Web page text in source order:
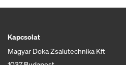
Kapcsolat
Magyar Doka Zsalutechnika Kft